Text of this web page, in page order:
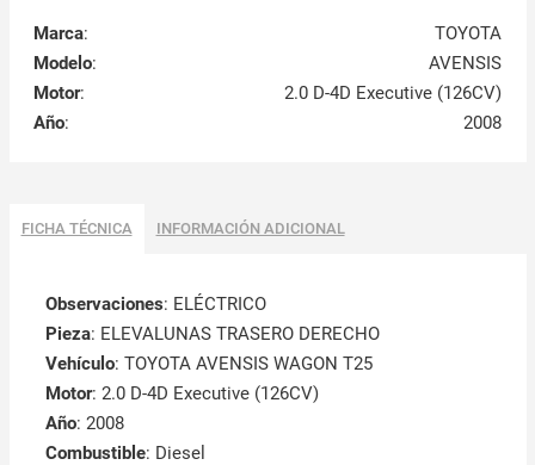
Marca:
TOYOTA
Modelo:
AVENSIS
Motor:
2.0 D-4D Executive (126CV)
Año: 2008
FICHA TÉCNICA INFORMACIÓN ADICIONAL
Observaciones: ELÉCTRICO
Pieza: ELEVALUNAS TRASERO DERECHO
Vehículo: TOYOTA AVENSIS WAGON T25
Motor: 2.0 D-4D Executive (126CV)
Año: 2008
Combustible: Diesel